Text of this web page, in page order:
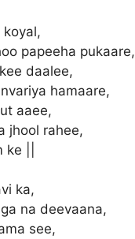
koyal,
papeeha pukaare,
daalee,
hamaare,
aaee,
jhool rahee,
||
ka,
na deevaana,
see,